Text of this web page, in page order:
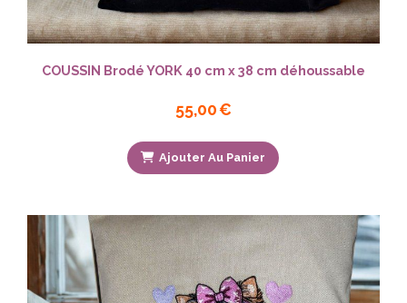
COUSSIN Brodé YORK 40 cm x 38 cm déhoussable
55,00€
Ajouter Au Panier